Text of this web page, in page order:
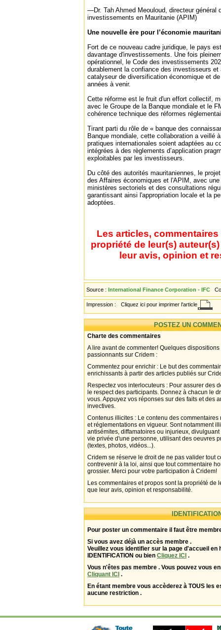
—Dr. Tah Ahmed Meouloud, directeur général
investissements en Mauritanie (APIM)
Une nouvelle ère pour l’économie
Fort de ce nouveau cadre juridique, le pays
davantage d'investissements. Une fois
opérationnel, le Code des investissements
durablement la confiance des investisseurs et
catalyseur de diversification économique et
années à venir.
Cette réforme est le fruit d'un effort collectif,
avec le Groupe de la Banque mondiale et le
cohérence technique des réformes
Tirant parti du rôle de « banque des
Banque mondiale, cette collaboration a veillé
pratiques internationales soient adaptées au
intégrées à des règlements d’application
exploitables par les investisseurs.
Du côté des autorités mauritaniennes, le
des Affaires économiques et l'APIM, avec
ministères sectoriels et des consultations
garantissant ainsi l'appropriation locale et la
adoptées.
Les articles,
propriété de leur(s)
leur avis, opinion et
Source : International Finance Corporation - IFC
Impression : Cliquez ici pour imprimer l'article
POSTEZ UN
Charte des commentaires
A lire avant de commenter! Quelques
passionnants sur Cridem :
Commentez pour enrichir : Le but des
enrichissants à partir des articles publiés sur
Respectez vos interlocuteurs : Pour assurer des
le respect des participants. Donnez à chacun le
vous. Appuyez vos réponses sur des faits et des
invectives.
Contenus illicites : Le contenu des
et réglementations en vigueur. Sont notamment
antisémites, diffamatoires ou injurieux,
vie privée d'une personne, utilisant des oeuvres
(textes, photos, vidéos...).
Cridem se réserve le droit de ne pas valider tout
contrevenir à la loi, ainsi que tout commentaire
grossier. Merci pour votre participation à Cridem!
Les commentaires et propos sont la propriété de
que leur avis, opinion et responsabilité.
Pour poster un commentaire il faut être
Si vous avez déjà un accès membre .
Veuillez vous identifier sur la page d'accueil en
IDENTIFICATION ou bien Cliquez ICI .
Vous n'êtes pas membre . Vous pouvez vous
Cliquant ICI .
En étant membre vous accèderez à TOUS les
aucune restriction .